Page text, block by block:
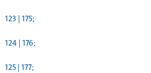
123 | 175;
124 | 176;
125 | 177;